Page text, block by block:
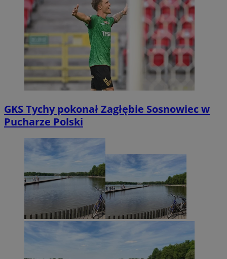
GKS Tychy pokonał Zagłębie Sosnowiec w
Pucharze Polski